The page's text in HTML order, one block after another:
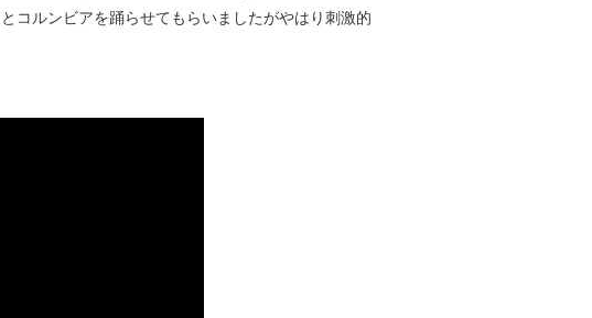
コルンビアを踊らせてもらいましたがやはり刺激的